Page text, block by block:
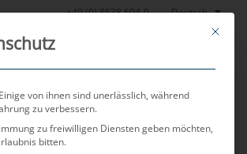
+49 (0) 8638 604-0 Deutsch
Über uns Karriere Kontakt
This
von ihnen sind unerlässlich, während
zu verbessern.
zu freiwilligen Diensten geben möchten,
bitten.